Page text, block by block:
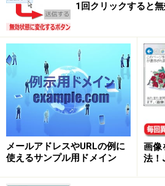
1回クリックすると
メールアドレスやURLの例に
使えるサンプル用ドメイン
画像
法！